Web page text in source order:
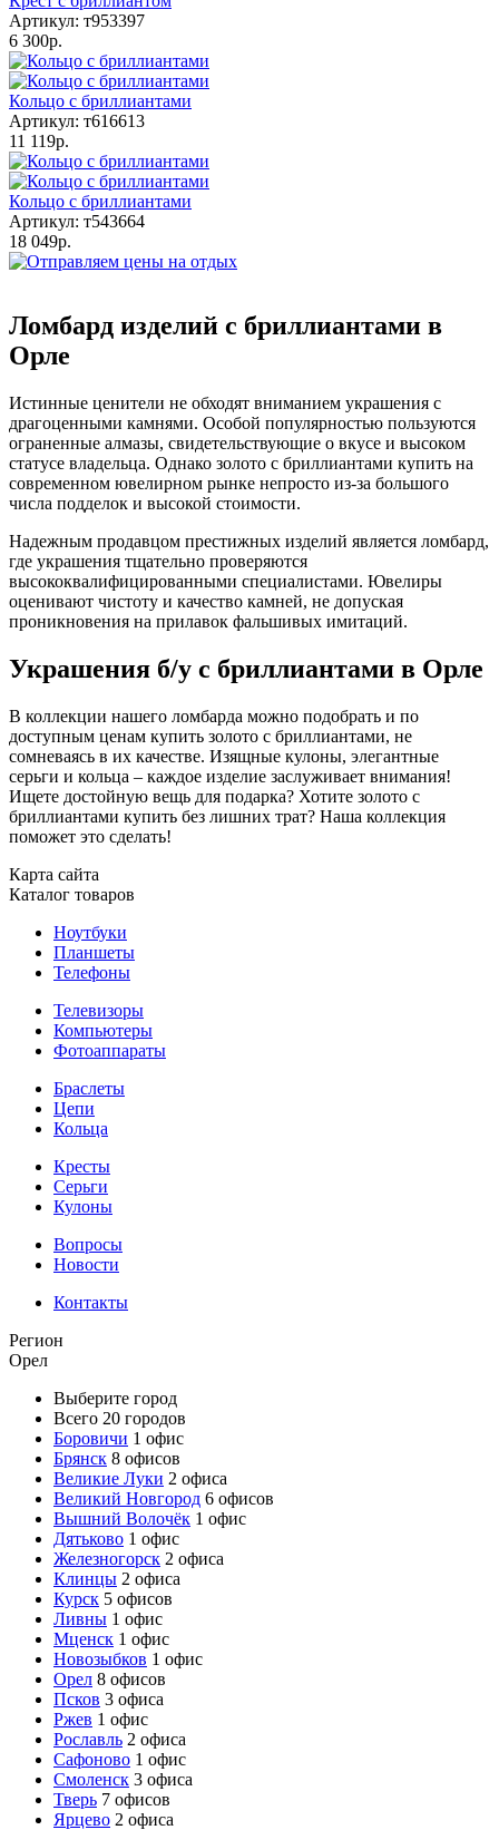
Артикул: т953397
6 300р.
Кольцо с бриллиантами
Артикул: т616613
11 119р.
Кольцо с бриллиантами
Артикул: т543664
18 049р.
Ломбард изделий с бриллиантами в
Орле
Истинные ценители не обходят вниманием украшения с
драгоценными камнями. Особой популярностью пользуются
ограненные алмазы, свидетельствующие о вкусе и высоком
статусе владельца. Однако золото с бриллиантами купить на
современном ювелирном рынке непросто из-за большого
числа подделок и высокой стоимости.
Надежным продавцом престижных изделий является ломбард,
где украшения тщательно проверяются
высококвалифицированными специалистами. Ювелиры
оценивают чистоту и качество камней, не допуская
проникновения на прилавок фальшивых имитаций.
Украшения б/у с бриллиантами в Орле
В коллекции нашего ломбарда можно подобрать и по
доступным ценам купить золото с бриллиантами, не
сомневаясь в их качестве. Изящные кулоны, элегантные
серьги и кольца – каждое изделие заслуживает внимания!
Ищете достойную вещь для подарка? Хотите золото с
бриллиантами купить без лишних трат? Наша коллекция
поможет это сделать!
Карта сайта
Каталог товаров
Ноутбуки
Планшеты
Телефоны
Телевизоры
Компьютеры
Фотоаппараты
Браслеты
Цепи
Кольца
Кресты
Серьги
Кулоны
Вопросы
Новости
Контакты
Регион
Орел
Выберите город
Всего 20 городов
Боровичи 1 офис
Брянск 8 офисов
Великие Луки 2 офиса
Великий Новгород 6 офисов
Вышний Волочёк 1 офис
Дятьково 1 офис
Железногорск 2 офиса
Клинцы 2 офиса
Курск 5 офисов
Ливны 1 офис
Мценск 1 офис
Новозыбков 1 офис
Орел 8 офисов
Псков 3 офиса
Ржев 1 офис
Рославль 2 офиса
Сафоново 1 офис
Смоленск 3 офиса
Тверь 7 офисов
Ярцево 2 офиса